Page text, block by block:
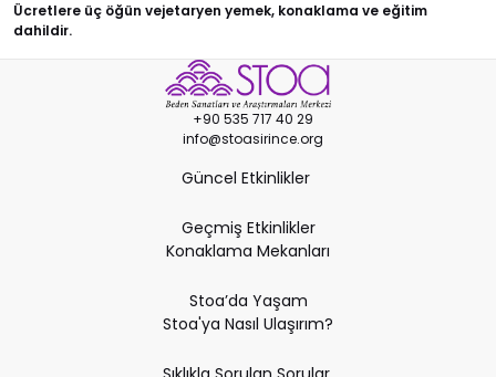
Ücretlere üç öğün vejetaryen yemek, konaklama ve eğitim
dahildir.
+90 535 717 40 29
info@stoasirince.org
Güncel Etkinlikler
Geçmiş Etkinlikler
Konaklama Mekanları
Stoa’da Yaşam
Stoa'ya Nasıl Ulaşırım?